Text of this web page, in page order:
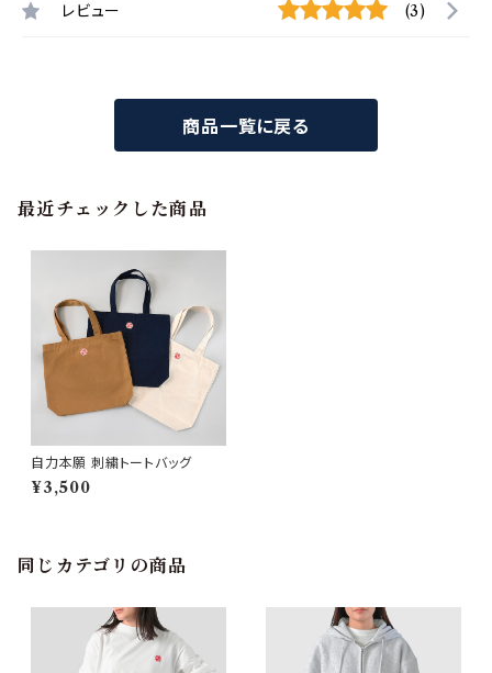
レビュー (3)
商品一覧に戻る
最近チェックした商品
自力本願 刺繍トートバッグ
¥3,500
同じカテゴリの商品